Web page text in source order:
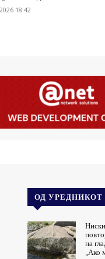
18:42
ОД УРЕДНИКОТ
на
„Ако